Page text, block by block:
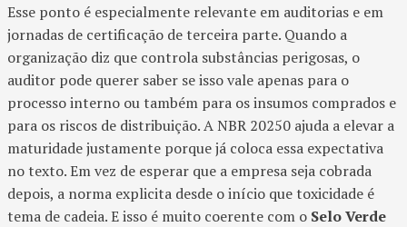
Esse ponto é especialmente relevante em auditorias e em
jornadas de certificação de terceira parte. Quando a
organização diz que controla substâncias perigosas, o
auditor pode querer saber se isso vale apenas para o
processo interno ou também para os insumos comprados e
para os riscos de distribuição. A NBR 20250 ajuda a elevar a
maturidade justamente porque já coloca essa expectativa
no texto. Em vez de esperar que a empresa seja cobrada
depois, a norma explicita desde o início que toxicidade é
tema de cadeia. E isso é muito coerente com o Selo Verde